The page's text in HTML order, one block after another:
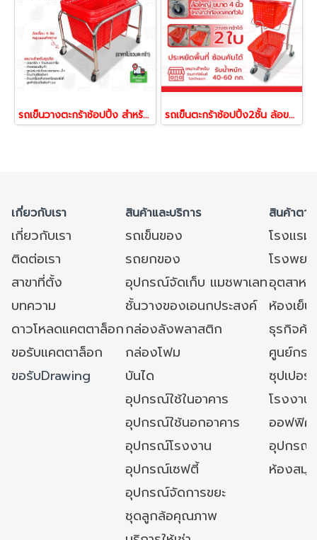
รถเข็นวางตะกร้าช้อปปิ้ง สำหรับมินิมาร์ท-ซูเปอร์มาร์เก็ต | แข็งแรง เคลื่อนย้ายสะดวก (ไม่รวมตะกร้า) รถเข็นตะกร้าช้อปปิ้ง2ชั้น ล้อขนาดใหญ่4นิ้ว รถเข็นช้อปปิ้ง รถเข็นวางตะกร้า Happy Move รุ่น Smile
เกี่ยวกับเรา สินค้าและบริการ สินค้าตา
เกี่ยวกับเรา รถเข็นของ
โรงแร
ติดต่อเรา
รถยกของ
โรงพย
สาขาที่ตั้ง
อุปกรณ์จัดเก็บ แมชพาเลทอุตสาหก
บทความ
ชั้นวางของเอนกประสงค์
ห้องเย็
ดาวโหลดแคตตาล็อกกล่องลังพลาสติก
ธุรกิจค้
ขอรับแคตตาล็อก
กล่องโฟม
ศูนย์กร
ขอรับDrawing
บันได
ซุปเปอ
อุปกรณ์ใช้ในอาคาร
โรงงา
อุปกรณ์ใช้นอกอาคาร
ออฟฟิศ/
อุปกรณ์โรงงาน
อุปกรณ์
อุปกรณ์เซฟตี้
ห้องสมุ
อุปกรณ์จัดการขยะ
ชุดลูกล้อคุณภาพ